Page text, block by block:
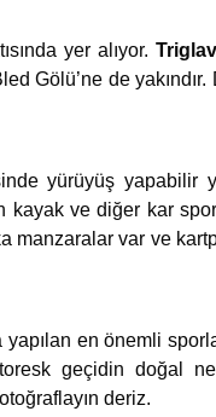
yer alıyor.
Gölü’ne de yakındır.
yürüyüş yapabilir
ve diğer kar
manzaralar var ve
en önemli
geçidin doğal
deriz.